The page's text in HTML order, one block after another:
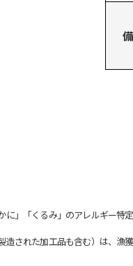
」「くるみ」のアレルギー特
された加工品も含む）は、漁